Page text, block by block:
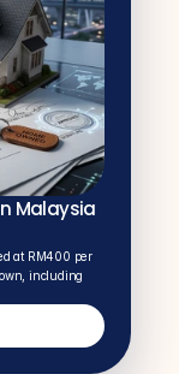
Malaysia
at RM400 per
including